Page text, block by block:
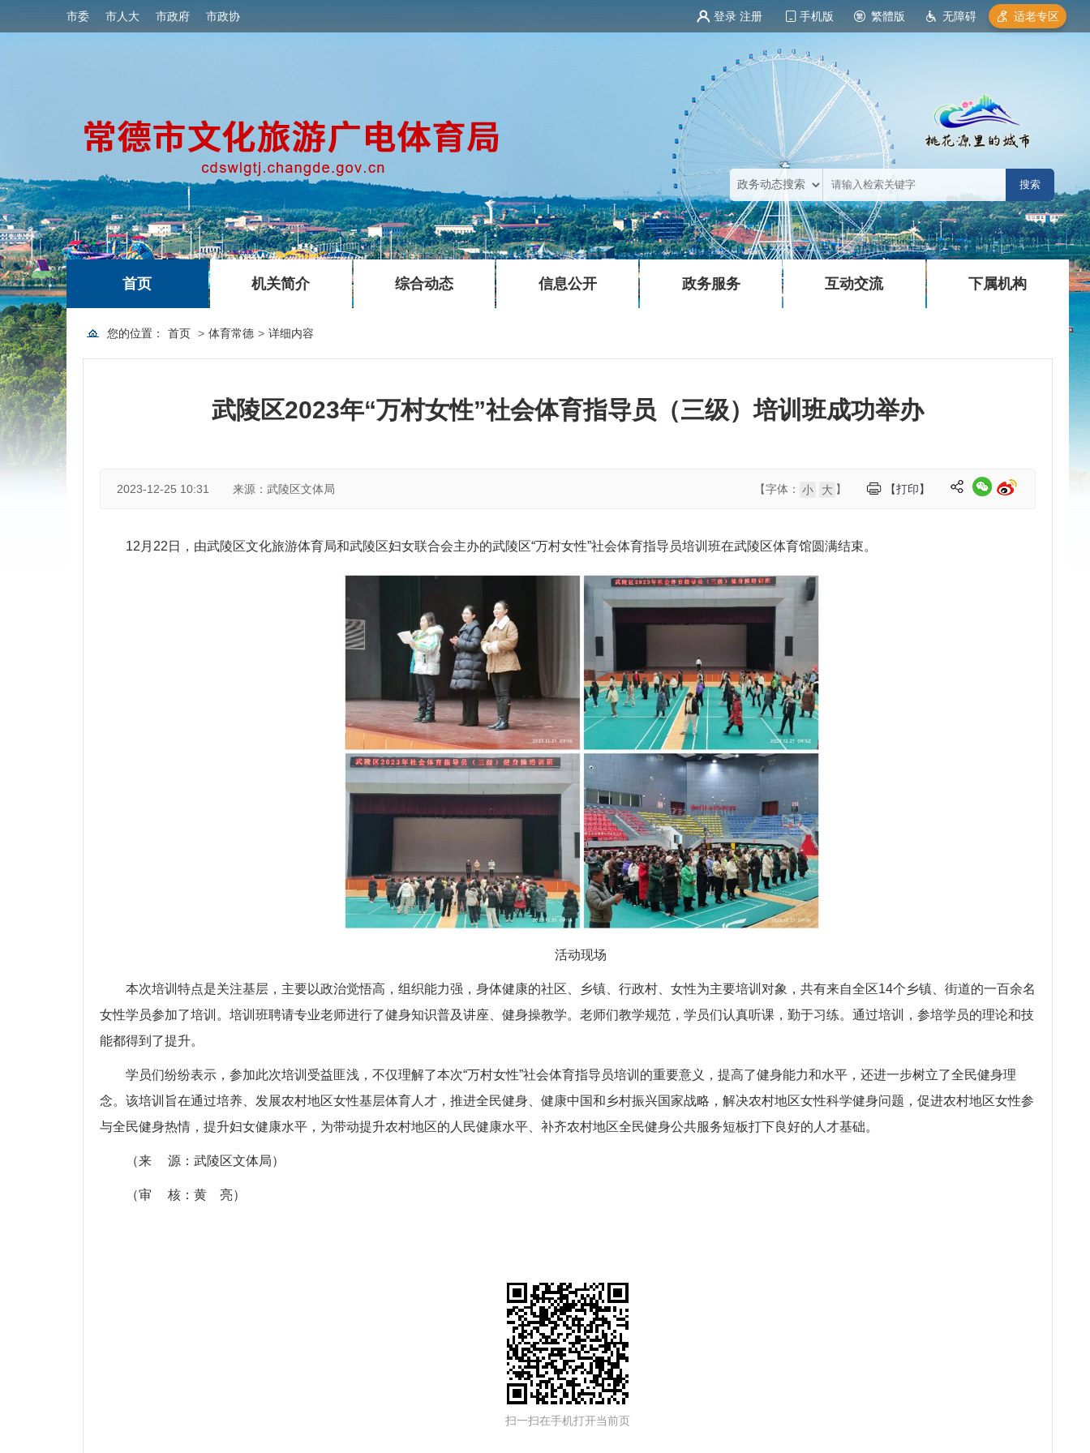
市委 市人大 市政府 市政协 登录 注册 手机版 繁體版 无障碍 适老专区
首页
|
机关简介
|
综合动态 信息公开 政务服务
|
互动交流
|
下属机构
您的位置： 首页 > 体育常德 > 详细内容
武陵区2023年“万村女性”社会体育指导员（三级）培训班成功举办
2023-12-25 10:31 来源：武陵区文体局 【打印】
【字体： 小 大 】
12月22日，由武陵区文化旅游体育局和武陵区妇女联合会主办的武陵区“万村女性”社会体育指导员培训班在武陵区体育馆圆满结束。
活动现场
本次培训特点是关注基层，主要以政治觉悟高，组织能力强，身体健康的社区、乡镇、行政村、女性为主要培训对象，共有来自全区14个乡镇、街道的一百余名
女性学员参加了培训。培训班聘请专业老师进行了健身知识普及讲座、健身操教学。老师们教学规范，学员们认真听课，勤于习练。通过培训，参培学员的理论和技
能都得到了提升。
学员们纷纷表示，参加此次培训受益匪浅，不仅理解了本次“万村女性”社会体育指导员培训的重要意义，提高了健身能力和水平，还进一步树立了全民健身理
念。该培训旨在通过培养、发展农村地区女性基层体育人才，推进全民健身、健康中国和乡村振兴国家战略，解决农村地区女性科学健身问题，促进农村地区女性参
与全民健身热情，提升妇女健康水平，为带动提升农村地区的人民健康水平、补齐农村地区全民健身公共服务短板打下良好的人才基础。
（来 源：武陵区文体局）
（审 核：黄 亮）
扫一扫在手机打开当前页